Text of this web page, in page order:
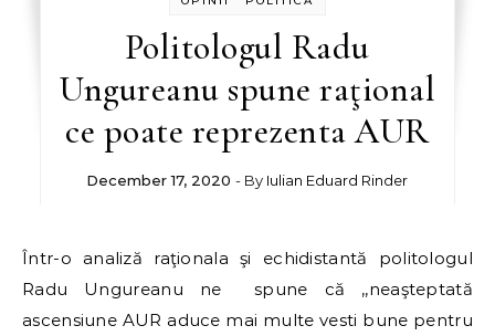
Politologul Radu
Ungureanu spune raţional
ce poate reprezenta AUR
December 17, 2020 - By Iulian Eduard Rinder
Într-o analiză raţionala şi echidistantă politologul
Radu Ungureanu ne spune că ,,neaşteptată
ascensiune AUR aduce mai multe vesti bune pentru